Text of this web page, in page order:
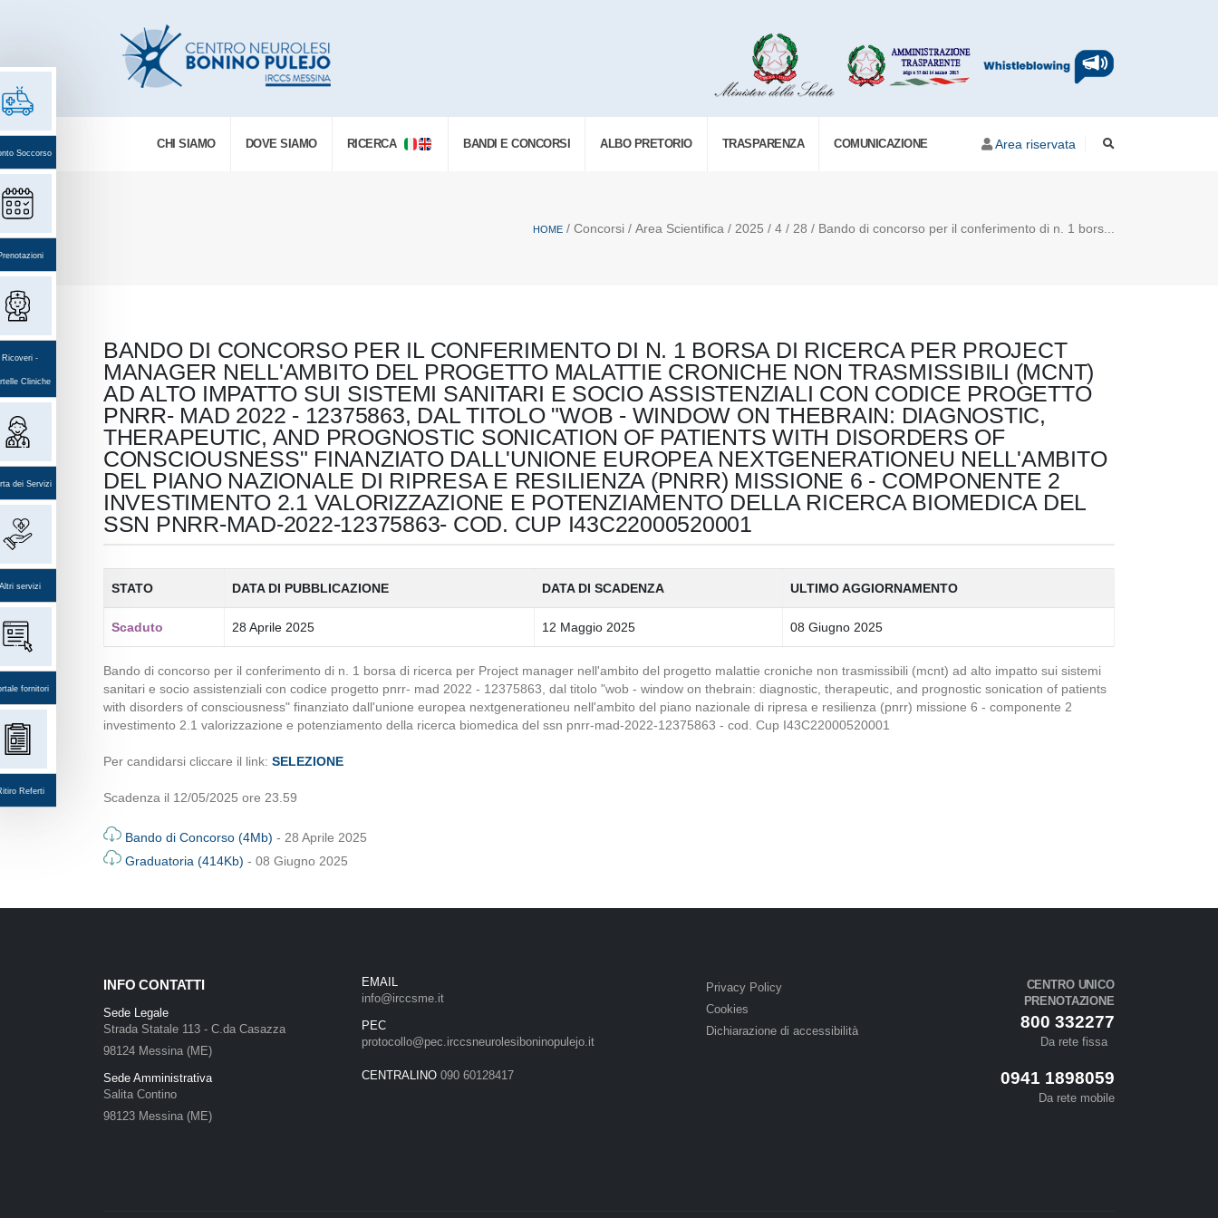
CHI SIAMO DOVE SIAMO RICERCA BANDI E CONCORSI ALBO PRETORIO TRASPARENZA COMUNICAZIONE Area riservata
Soccorso
Ricoveri -
Cliniche
dei Servizi
Altri servizi
fornitori
Referti
HOME / Concorsi / Area Scientifica / 2025 / 4 / 28 / Bando di concorso per il conferimento di n. 1 bors...
BANDO DI CONCORSO PER IL CONFERIMENTO DI N. 1 BORSA DI RICERCA PER PROJECT
MANAGER NELL'AMBITO DEL PROGETTO MALATTIE CRONICHE NON TRASMISSIBILI (MCNT)
AD ALTO IMPATTO SUI SISTEMI SANITARI E SOCIO ASSISTENZIALI CON CODICE PROGETTO
PNRR- MAD 2022 - 12375863, DAL TITOLO "WOB - WINDOW ON THEBRAIN: DIAGNOSTIC,
THERAPEUTIC, AND PROGNOSTIC SONICATION OF PATIENTS WITH DISORDERS OF
CONSCIOUSNESS" FINANZIATO DALL'UNIONE EUROPEA NEXTGENERATIONEU NELL'AMBITO
DEL PIANO NAZIONALE DI RIPRESA E RESILIENZA (PNRR) MISSIONE 6 - COMPONENTE 2
INVESTIMENTO 2.1 VALORIZZAZIONE E POTENZIAMENTO DELLA RICERCA BIOMEDICA DEL
SSN PNRR-MAD-2022-12375863- COD. CUP I43C22000520001
STATO DATA DI PUBBLICAZIONE DATA DI SCADENZA ULTIMO AGGIORNAMENTO
Scaduto 28 Aprile 2025 12 Maggio 2025 08 Giugno 2025
Bando di concorso per il conferimento di n. 1 borsa di ricerca per Project manager nell'ambito del progetto malattie croniche non trasmissibili (mcnt) ad alto impatto sui sistemi
sanitari e socio assistenziali con codice progetto pnrr- mad 2022 - 12375863, dal titolo "wob - window on thebrain: diagnostic, therapeutic, and prognostic sonication of patients
with disorders of consciousness" finanziato dall'unione europea nextgenerationeu nell'ambito del piano nazionale di ripresa e resilienza (pnrr) missione 6 - componente 2
investimento 2.1 valorizzazione e potenziamento della ricerca biomedica del ssn pnrr-mad-2022-12375863 - cod. Cup I43C22000520001
Per candidarsi cliccare il link: SELEZIONE
Scadenza il 12/05/2025 ore 23.59
Bando di Concorso (4Mb) - 28 Aprile 2025
Graduatoria (414Kb) - 08 Giugno 2025
INFO CONTATTI
Sede Legale
Strada Statale 113 - C.da Casazza
98124 Messina (ME)
Sede Amministrativa
Salita Contino
98123 Messina (ME)
EMAIL
info@irccsme.it
PEC
protocollo@pec.irccsneurolesiboninopulejo.it
CENTRALINO 090 60128417
Privacy Policy
Cookies
Dichiarazione di accessibilità
CENTRO UNICO
PRENOTAZIONE
800 332277
Da rete fissa
0941 1898059
Da rete mobile